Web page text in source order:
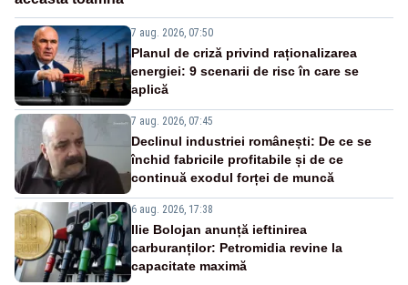
7 aug. 2026, 07:50
Planul de criză privind raționalizarea
energiei: 9 scenarii de risc în care se
aplică
7 aug. 2026, 07:45
Declinul industriei românești: De ce se
închid fabricile profitabile și de ce
continuă exodul forței de muncă
6 aug. 2026, 17:38
Ilie Bolojan anunță ieftinirea
carburanților: Petromidia revine la
capacitate maximă